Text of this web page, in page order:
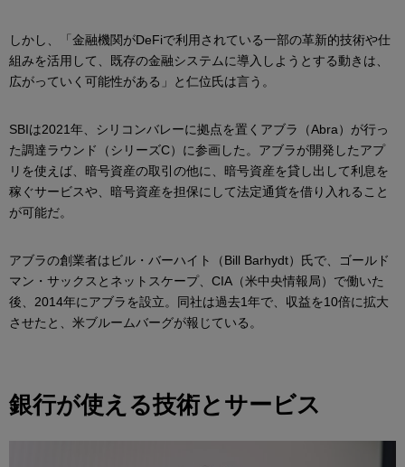
しかし、「金融機関がDeFiで利用されている一部の革新的技術や仕
組みを活用して、既存の金融システムに導入しようとする動きは、
広がっていく可能性がある」と仁位氏は言う。
SBIは2021年、シリコンバレーに拠点を置くアブラ（Abra）が行っ
た調達ラウンド（シリーズC）に参画した。アブラが開発したアプ
リを使えば、暗号資産の取引の他に、暗号資産を貸し出して利息を
稼ぐサービスや、暗号資産を担保にして法定通貨を借り入れること
が可能だ。
アブラの創業者はビル・バーハイト（Bill Barhydt）氏で、ゴールド
マン・サックスとネットスケープ、CIA（米中央情報局）で働いた
後、2014年にアブラを設立。同社は過去1年で、収益を10倍に拡大
させたと、米ブルームバーグが報じている。
銀行が使える技術とサービス